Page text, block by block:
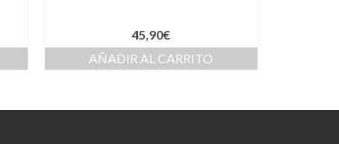
45,90€
AÑADIR AL CARRITO